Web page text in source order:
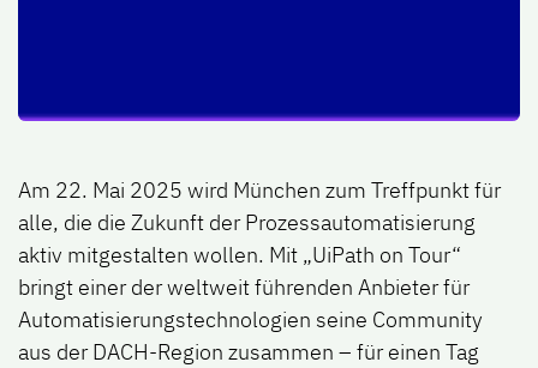
Am 22. Mai 2025 wird München zum Treffpunkt für
alle, die die Zukunft der Prozessautomatisierung
aktiv mitgestalten wollen. Mit „UiPath on Tour“
bringt einer der weltweit führenden Anbieter für
Automatisierungstechnologien seine Community
aus der DACH-Region zusammen – für einen Tag